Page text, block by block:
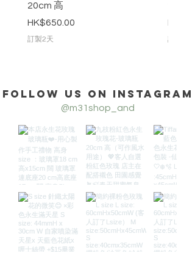
20cm 高
價格
HK$650.00
訂製2天
價格
訂製2天
Follow us on Instagram
@m31shop_and